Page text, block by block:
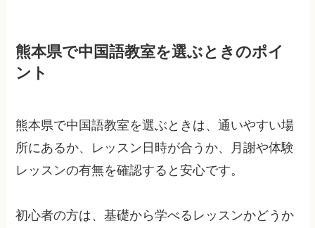
熊本県で中国語教室を選ぶときのポイ
ント
熊本県で中国語教室を選ぶときは、通いやすい場
所にあるか、レッスン日時が合うか、月謝や体験
レッスンの有無を確認すると安心です。
初心者の方は、基礎から学べるレッスンかどうか